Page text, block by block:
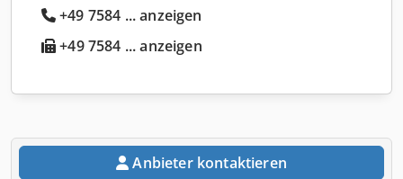
+49 7584 ... anzeigen
+49 7584 ... anzeigen
Anbieter kontaktieren